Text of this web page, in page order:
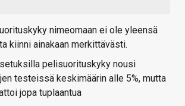
nimeomaan ei ole yleensä
kiinni ainakaan merkittävästi.
pelisuorituskyky nousi
testeissä keskimäärin alle 5%, mutta
jopa tuplaantua